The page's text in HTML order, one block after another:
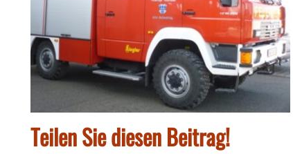
Teilen Sie diesen Beitrag!